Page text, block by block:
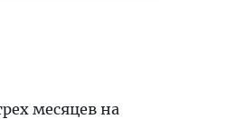
месяцев на